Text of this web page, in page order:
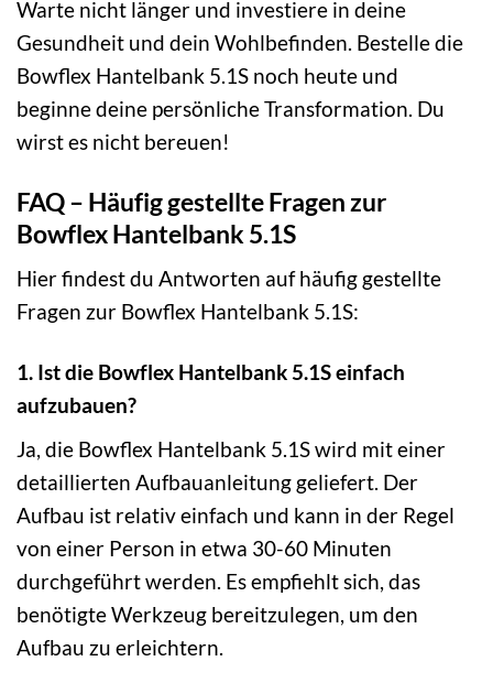
Warte nicht länger und investiere in deine
Gesundheit und dein Wohlbefinden. Bestelle die
Bowflex Hantelbank 5.1S noch heute und
beginne deine persönliche Transformation. Du
wirst es nicht bereuen!
FAQ – Häufig gestellte Fragen zur
Bowflex Hantelbank 5.1S
Hier findest du Antworten auf häufig gestellte
Fragen zur Bowflex Hantelbank 5.1S:
1. Ist die Bowflex Hantelbank 5.1S einfach
aufzubauen?
Ja, die Bowflex Hantelbank 5.1S wird mit einer
detaillierten Aufbauanleitung geliefert. Der
Aufbau ist relativ einfach und kann in der Regel
von einer Person in etwa 30-60 Minuten
durchgeführt werden. Es empfiehlt sich, das
benötigte Werkzeug bereitzulegen, um den
Aufbau zu erleichtern.